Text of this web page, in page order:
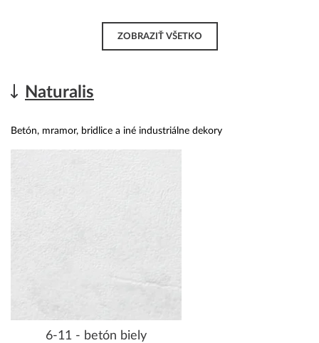
ZOBRAZIŤ VŠETKO
Naturalis
Betón, mramor, bridlice a iné industriálne dekory
6-11 - betón biely